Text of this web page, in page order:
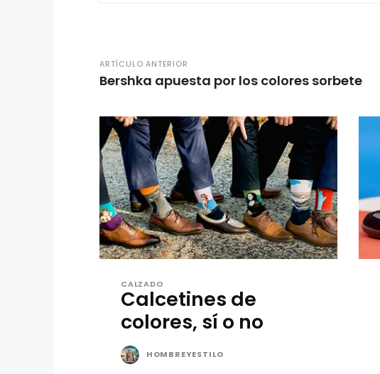
ARTÍCULO ANTERIOR
Bershka apuesta por los colores sorbete
CALZADO
Calcetines de
colores, sí o no
HOMBREYESTILO